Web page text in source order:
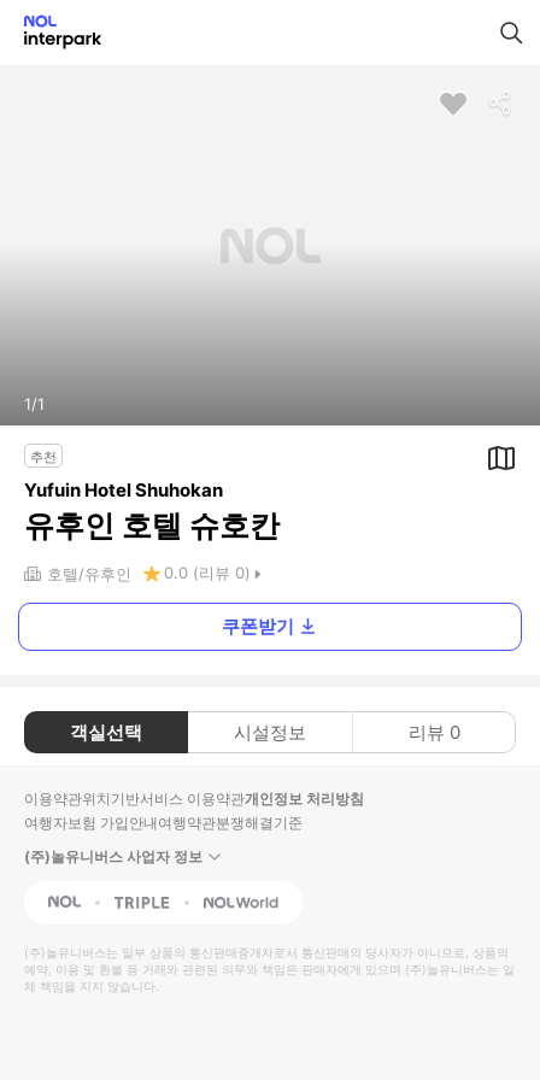
1/1
추천
Yufuin Hotel Shuhokan
유후인 호텔 슈호칸
호텔 유후인 0.0 (리뷰 0)
쿠폰받기
객실선택 시설정보 리뷰 0
이용약관위치기반서비스 이용약관개인정보 처리방침
여행자보험 가입안내여행약관분쟁해결기준
(주)놀유니버스 사업자 정보
NOL Triple Interpark Global
(주)놀유니버스는 일부 상품의 통신판매중개자로서 통신판매의 당사자가 아니므로, 상품의
예약, 이용 및 환불 등 거래와 관련된 의무와 책임은 판매자에게 있으며 (주)놀유니버스는 일
체 책임을 지지 않습니다.